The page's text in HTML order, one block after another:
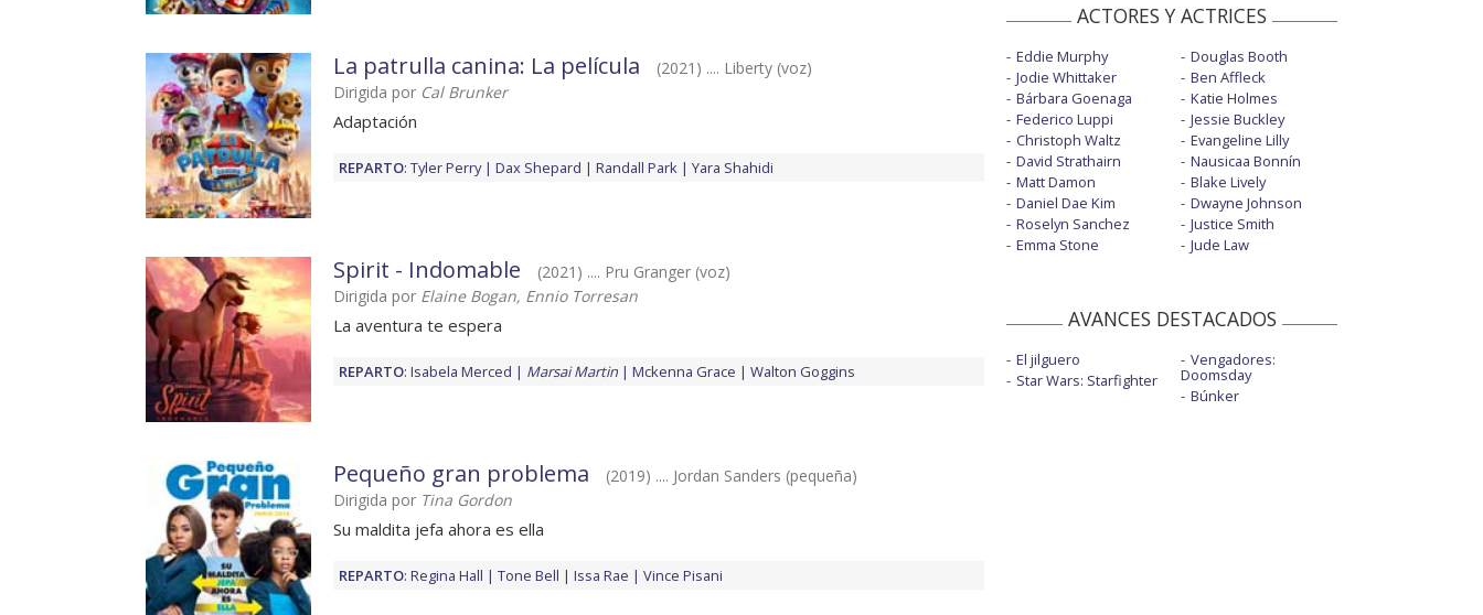
La patrulla canina: La película
(2021) .... Liberty (voz)
Dirigida por Cal Brunker
Adaptación
REPARTO: Tyler Perry Dax Shepard Randall Park Yara Shahidi
Spirit - Indomable
(2021) .... Pru Granger (voz)
Dirigida por Elaine Bogan, Ennio Torresan
La aventura te espera
REPARTO: Isabela Merced Marsai Martin Mckenna Grace Walton Goggins
Pequeño gran problema
(2019) .... Jordan Sanders (pequeña)
Dirigida por Tina Gordon
Su maldita jefa ahora es ella
REPARTO: Regina Hall Tone Bell Issa Rae Vince Pisani
ACTORES Y ACTRICES
Eddie Murphy
Jodie Whittaker
Bárbara Goenaga
Federico Luppi
Christoph Waltz
David Strathairn
Matt Damon
Daniel Dae Kim
Roselyn Sanchez
Emma Stone
Douglas Booth
Ben Affleck
Katie Holmes
Jessie Buckley
Evangeline Lilly
Nausicaa Bonnín
Blake Lively
Dwayne Johnson
Justice Smith
Jude Law
AVANCES DESTACADOS
El jilguero
Star Wars: Starfighter
Vengadores:
Doomsday
Búnker